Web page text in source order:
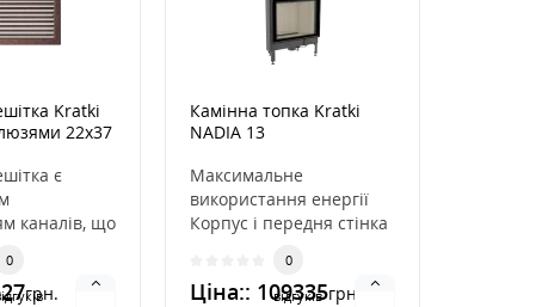
Kratki
22x37
є
каналів, що
Вона
0
грн.
Камінна топка Kratki
NADIA 13
Максимальне
використання енергії
Корпус і передня стінка
високих температур
зав..
0
відгуків
Ціна:: 109335грн.